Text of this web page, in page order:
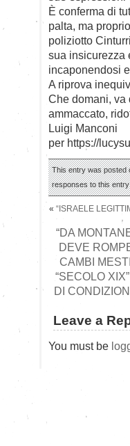
È conferma di
palta, ma
poliziotto
sua insicurezza
incaponendosi
A riprova
Che domani, va
ammaccato,
Luigi Manconi
per https://
This entry was posted
responses to this
« “ISRAELE
“DA
DEVE
CAMBI
“SECOLO
DI
Leave a
You must be